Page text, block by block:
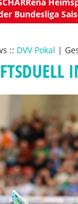
Bundesliga
:: DVV Pokal |